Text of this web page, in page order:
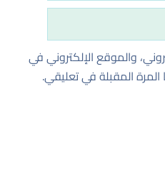
والموقع الإلكتروني في
المقبلة في تعليقي.